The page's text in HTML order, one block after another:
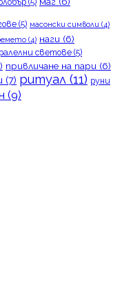
(5) масонски символи (4)
(4) наги (6)
светове(5)
привличане на пари (6)
(7) ритуал (11) руни
(9)